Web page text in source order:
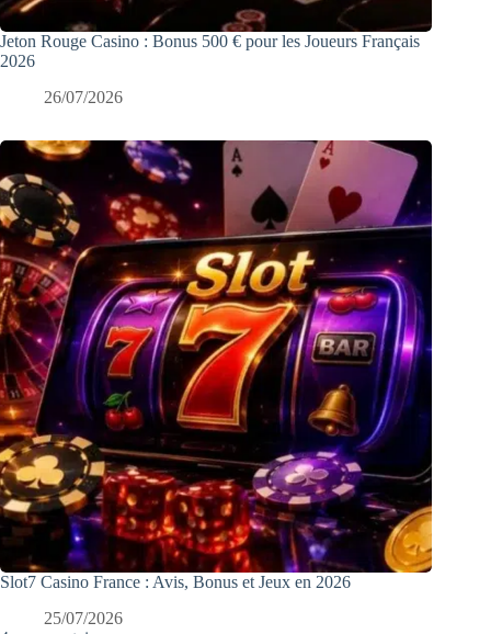
Jeton Rouge Casino : Bonus 500 € pour les Joueurs Français
2026
26/07/2026
Slot7 Casino France : Avis, Bonus et Jeux en 2026
25/07/2026